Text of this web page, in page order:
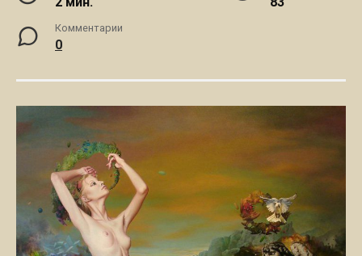
Комментарии
0